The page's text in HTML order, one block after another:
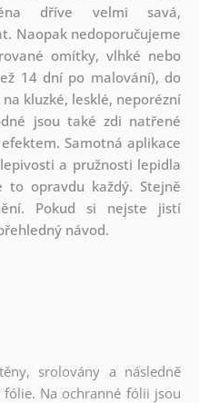
dříve velmi savá,
Naopak nedoporučujeme
omítky, vlhké nebo
14 dní po malování), do
kluzké, lesklé, neporézní
jsou také zdi natřené
Samotná aplikace
a pružnosti lepidla
opravdu každý. Stejně
Pokud si nejste jistí
návod.
srolovány a následně
Na ochranné fólii jsou